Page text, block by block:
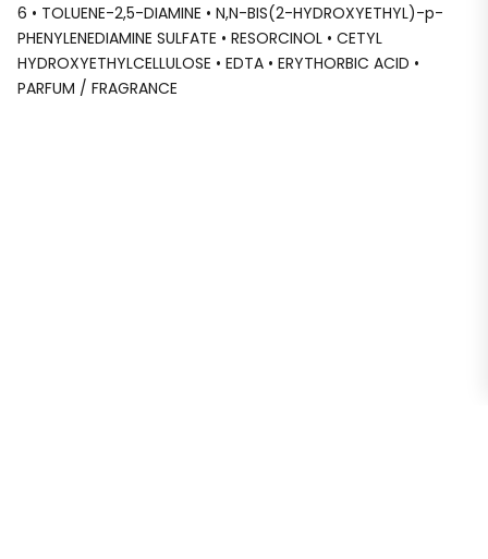
6 • TOLUENE-2,5-DIAMINE • N,N-BIS(2-HYDROXYETHYL)-p-
PHENYLENEDIAMINE SULFATE • RESORCINOL • CETYL
HYDROXYETHYLCELLULOSE • EDTA • ERYTHORBIC ACID •
PARFUM / FRAGRANCE